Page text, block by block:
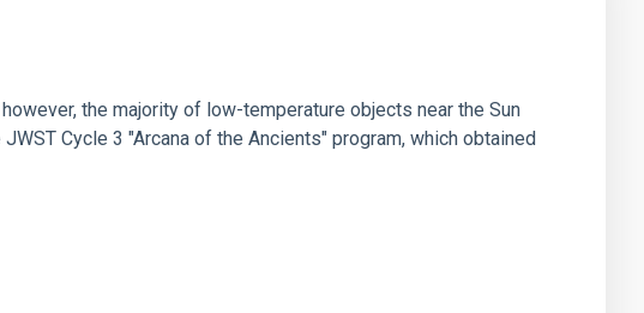
the majority of low-temperature objects near the Sun
Cycle 3 "Arcana of the Ancients" program, which obtained